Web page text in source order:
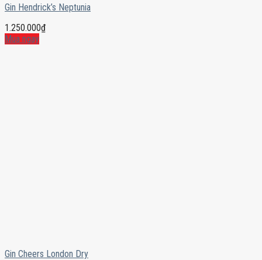
Gin Hendrick’s Neptunia
1.250.000₫
Mua ngay
Gin Cheers London Dry